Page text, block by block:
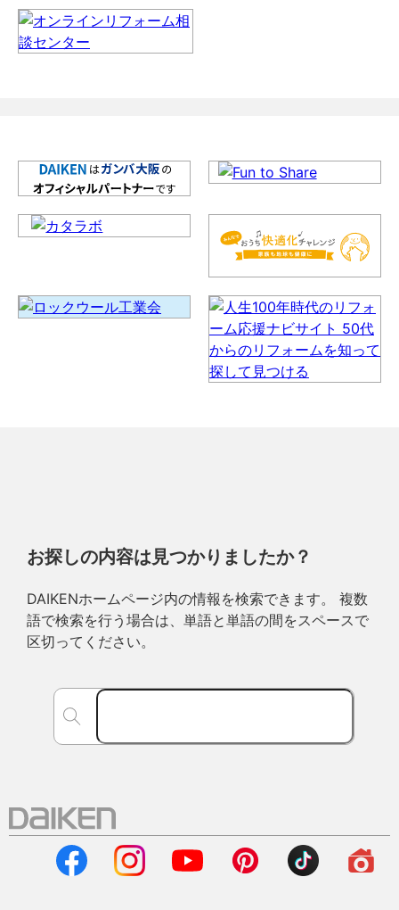
お探しの内容は見つかりましたか？
DAIKENホームページ内の情報を検索できます。 複数
語で検索を行う場合は、単語と単語の間をスペースで
区切ってください。